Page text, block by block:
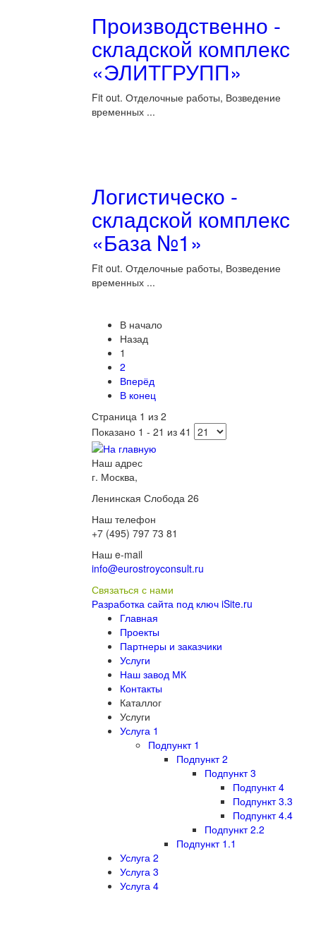
Производственно -
складской комплекс
«ЭЛИТГРУПП»
Fit out. Отделочные работы, Возведение
временных ...
Логистическо -
складской комплекс
«База №1»
Fit out. Отделочные работы, Возведение
временных ...
В начало
Назад
1
2
Вперёд
В конец
Страница 1 из 2
Показано 1 - 21 из 41
Наш адрес
г. Москва,
Ленинская Слобода 26
Наш телефон
+7 (495) 797 73 81
Наш e-mail
info@eurostroyconsult.ru
Связаться с нами
Разработка сайта под ключ iSite.ru
Главная
Проекты
Партнеры и заказчики
Услуги
Наш завод МК
Контакты
Каталлог
Услуги
Услуга 1
Подпункт 1
Подпункт 2
Подпункт 3
Подпункт 4
Подпункт 3.3
Подпункт 4.4
Подпункт 2.2
Подпункт 1.1
Услуга 2
Услуга 3
Услуга 4